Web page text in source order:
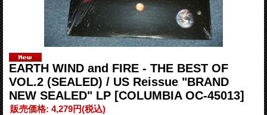
EARTH WIND and FIRE - THE BEST OF
VOL.2 (SEALED) / US Reissue "BRAND
NEW SEALED" LP [COLUMBIA OC-45013]
販売価格: 4,279円(税込)